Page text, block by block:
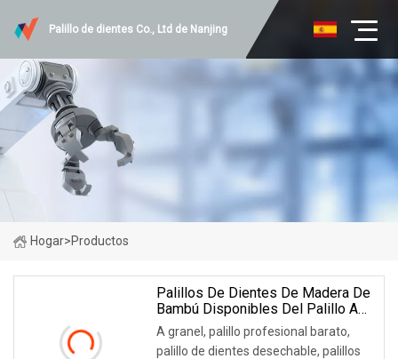
Palillo de dientes Co., Ltd de Nanjing
Hogar>Productos
Palillos De Dientes De Madera De
Bambú Disponibles Del Palillo A
Granel Con El Tenedor De La Lata
De Los PP
A granel, palillo profesional barato,
palillo de dientes desechable, palillos